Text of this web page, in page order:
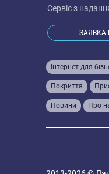
Інтернет для
Покриття
Новини Про
Сервіс з
ЗАЯВКА